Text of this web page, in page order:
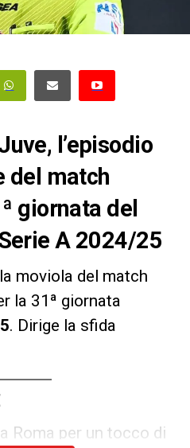
l’episodio
del match
giornata del
A 2024/25
moviola del match
la 31ª giornata
. Dirige la sfida
Roma per un tocco di